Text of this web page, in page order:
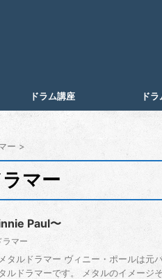
ドラム講座 ド
ー >
マー
Paul〜
ラマー
タルドラマー ヴィニー・ポールは元
ルドラマーです。 メタルのイメージ